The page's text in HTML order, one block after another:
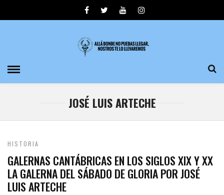
JOSÉ LUIS ARTECHE
HISTORIA
GALERNAS CANTÁBRICAS EN LOS SIGLOS XIX Y XX
LA GALERNA DEL SÁBADO DE GLORIA POR JOSÉ
LUIS ARTECHE